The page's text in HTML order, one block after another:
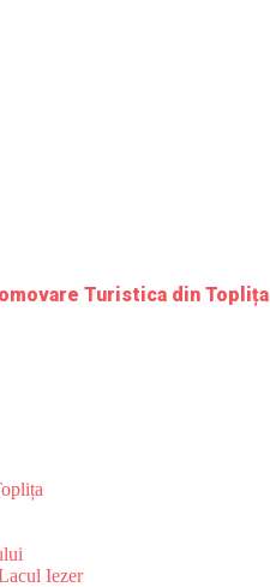
Turistica din Toplița
Iezer